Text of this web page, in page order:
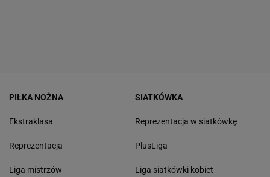
PIŁKA NOŻNA
Ekstraklasa
Reprezentacja
Liga mistrzów
SIATKÓWKA
Reprezentacja w siatkówkę
PlusLiga
Liga siatkówki kobiet